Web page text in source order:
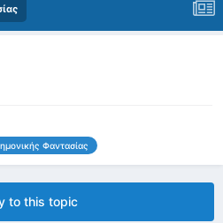
Φαντασίας
to this topic